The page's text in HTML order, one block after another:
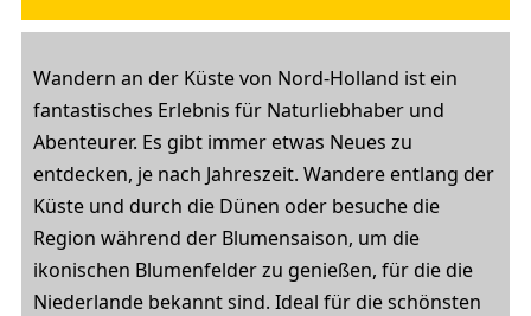
Wandern an der Küste von Nord-Holland ist ein
fantastisches Erlebnis für Naturliebhaber und
Abenteurer. Es gibt immer etwas Neues zu
entdecken, je nach Jahreszeit. Wandere entlang der
Küste und durch die Dünen oder besuche die
Region während der Blumensaison, um die
ikonischen Blumenfelder zu genießen, für die die
Niederlande bekannt sind. Ideal für die schönsten